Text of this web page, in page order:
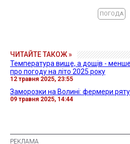
ПОГОДА
ЧИТАЙТЕ ТАКОЖ »
Температура вище, а дощів -
про погоду на літо 2025 року
12 травня 2025, 23:55
Заморозки на Волині: фермери
09 травня 2025, 14:44